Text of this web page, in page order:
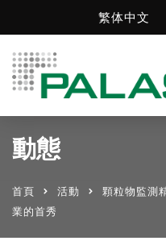
繁体中文
動態
首頁 活動
顆粒物監測
業的首秀